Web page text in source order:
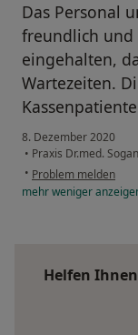
Das Personal
freundlich und
eingehalten,
Wartezeiten.
8. Dezember 2020
• Praxis Dr.med.
• Problem melden
mehrweniger
Helfen